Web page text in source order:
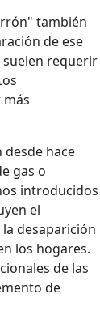
también
de ese
requerir
hace
gas o
introducidos
el
desaparición
los hogares.
de las
de